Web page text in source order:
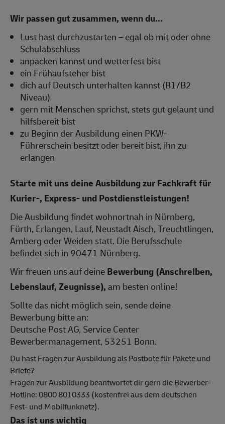
Wir passen gut zusammen, wenn du...
Lust hast durchzustarten – egal ob mit oder ohne
Schulabschluss
anpacken kannst und wetterfest bist
ein Frühaufsteher bist
dich auf Deutsch unterhalten kannst (B1/B2
Niveau)
gern mit Menschen sprichst, stets gut gelaunt und
hilfsbereit bist
zu Beginn der Ausbildung einen PKW-
Führerschein besitzt oder bereit bist, ihn zu
erlangen
Starte mit uns deine Ausbildung zur Fachkraft für
Kurier-, Express- und Postdienstleistungen!
Die Ausbildung findet wohnortnah in Nürnberg,
Fürth, Erlangen, Lauf, Neustadt Aisch, Treuchtlingen,
Amberg oder Weiden statt. Die Berufsschule
befindet sich in 90471 Nürnberg.
Wir freuen uns auf deineBewerbung (Anschreiben,
Lebenslauf, Zeugnisse),am besten online!
Sollte das nicht möglich sein, sende deine
Bewerbung bitte an:
Deutsche Post AG, Service Center
Bewerbermanagement, 53251 Bonn.
Du hast Fragen zur Ausbildung als Postbote für Pakete und
Briefe?
Fragen zur Ausbildung beantwortet dir gern die Bewerber-
Hotline: 0800 8010333 (kostenfrei aus dem deutschen
Fest- und Mobilfunknetz).
Das ist uns wichtig